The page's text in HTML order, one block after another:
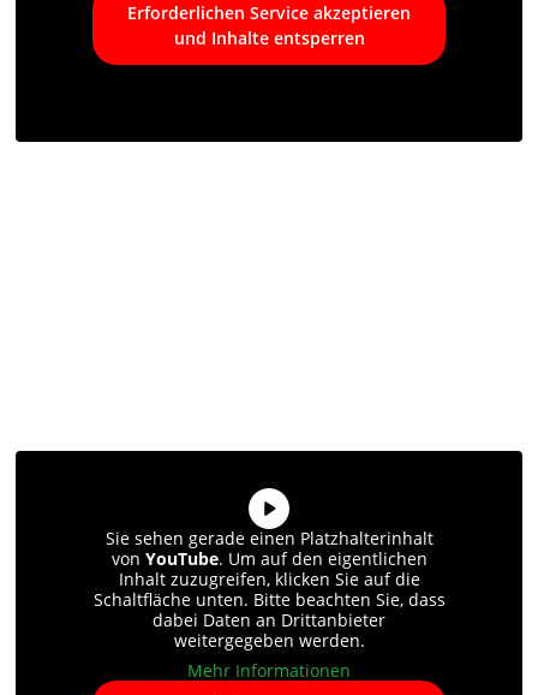
Erforderlichen Service akzeptieren
und Inhalte entsperren
Sie sehen gerade einen Platzhalterinhalt
von YouTube. Um auf den eigentlichen
Inhalt zuzugreifen, klicken Sie auf die
Schaltfläche unten. Bitte beachten Sie, dass
dabei Daten an Drittanbieter
weitergegeben werden.
Mehr Informationen